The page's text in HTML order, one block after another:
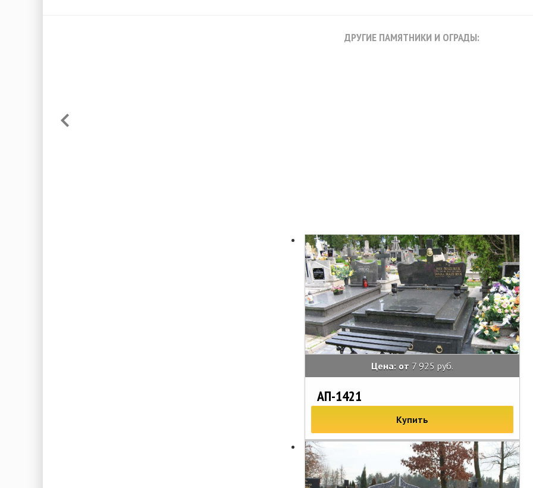
ДРУГИЕ ПАМЯТНИКИ И ОГРАДЫ:
Цена: от 7 925 руб.
АП-1421
Купить